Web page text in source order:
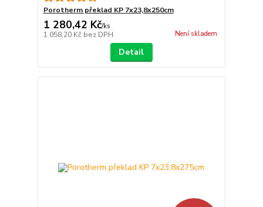
Porotherm překlad KP 7x23,8x250cm
1 280,42 Kč/ks
1 058,20 Kč bez DPH Není skladem
Detail